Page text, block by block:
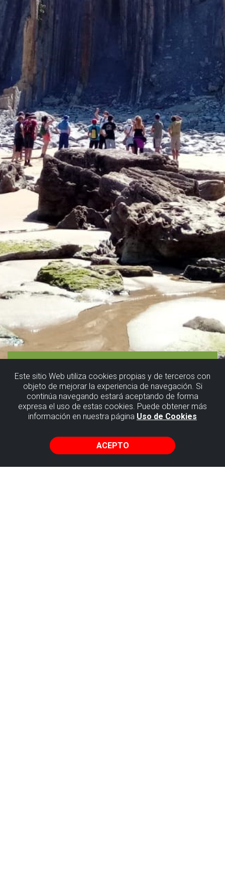
Este sitio Web utiliza cookies propias y de terceros con
objeto de mejorar la experiencia de navegación. Si
continúa navegando estará aceptando de forma
expresa el uso de estas cookies. Puede obtener más
información en nuestra página Uso de Cookies
ACEPTO